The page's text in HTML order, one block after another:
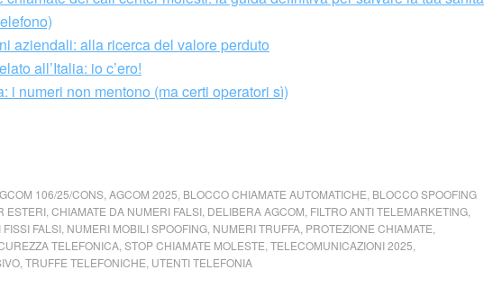
aziendali: alla ricerca del valore perduto
all’Italia: io c’ero!
i numeri non mentono (ma certi operatori sì)
106/25/CONS AGCOM 2025 BLOCCO CHIAMATE AUTOMATICHE BLOCCO SPOOFING
ESTERI CHIAMATE DA NUMERI FALSI DELIBERA AGCOM FILTRO ANTI TELEMARKETING
FALSI NUMERI MOBILI SPOOFING NUMERI TRUFFA PROTEZIONE CHIAMATE
TELEFONICA STOP CHIAMATE MOLESTE TELECOMUNICAZIONI 2025
TRUFFE TELEFONICHE UTENTI TELEFONIA